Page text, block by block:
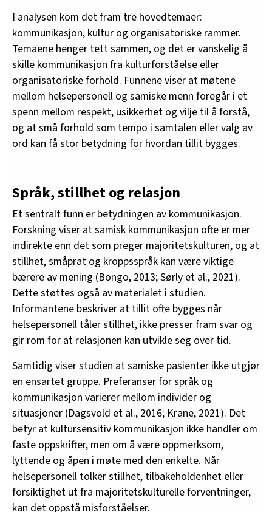
I analysen kom det fram tre hovedtemaer:
kommunikasjon, kultur og organisatoriske rammer.
Temaene henger tett sammen, og det er vanskelig å
skille kommunikasjon fra kulturforståelse eller
organisatoriske forhold. Funnene viser at møtene
mellom helsepersonell og samiske menn foregår i et
spenn mellom respekt, usikkerhet og vilje til å forstå,
og at små forhold som tempo i samtalen eller valg av
ord kan få stor betydning for hvordan tillit bygges.
Språk, stillhet og relasjon
Et sentralt funn er betydningen av kommunikasjon.
Forskning viser at samisk kommunikasjon ofte er mer
indirekte enn det som preger majoritetskulturen, og at
stillhet, småprat og kroppsspråk kan være viktige
bærere av mening (Bongo, 2013; Sørly et al., 2021).
Dette støttes også av materialet i studien.
Informantene beskriver at tillit ofte bygges når
helsepersonell tåler stillhet, ikke presser fram svar og
gir rom for at relasjonen kan utvikle seg over tid.
Samtidig viser studien at samiske pasienter ikke utgjør
en ensartet gruppe. Preferanser for språk og
kommunikasjon varierer mellom individer og
situasjoner (Dagsvold et al., 2016; Krane, 2021). Det
betyr at kultursensitiv kommunikasjon ikke handler om
faste oppskrifter, men om å være oppmerksom,
lyttende og åpen i møte med den enkelte. Når
helsepersonell tolker stillhet, tilbakeholdenhet eller
forsiktighet ut fra majoritetskulturelle forventninger,
kan det oppstå misforståelser.